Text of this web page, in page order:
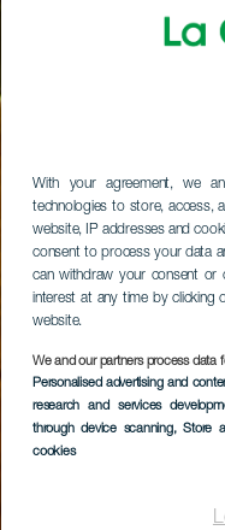
With your agreement, we
technologies to store, access,
website, IP addresses and
consent to process your data
can withdraw your consent or
interest at any time by clicking
website.
We and our partners process data
Personalised advertising and
research and services
through device scanning, Store
cookies